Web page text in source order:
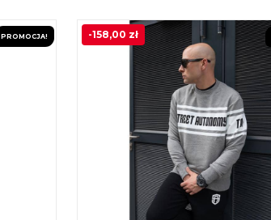
PROMOCJA! -158,00 zł